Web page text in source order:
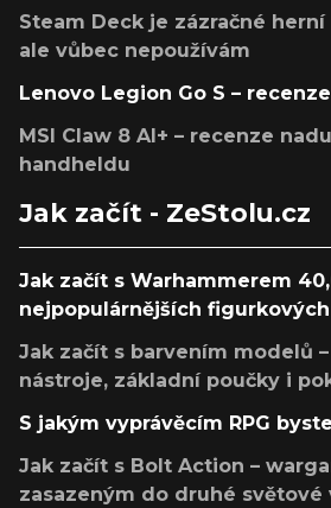
Steam Deck je zázračné
ale vůbec nepoužívám
Lenovo Legion Go S –
MSI Claw 8 AI+ – recenze
handheldu
Jak začít - ZeStolu.cz
Jak začít s Warhammerem
nejpopulárnějších
Jak začít s barvením modelů
nástroje, základní poučky i
S jakým vyprávěcím RPG
Jak začít s Bolt Action –
zasazeným do druhé světové